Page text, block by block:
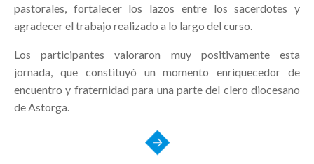
pastorales, fortalecer los lazos entre los sacerdotes y
agradecer el trabajo realizado a lo largo del curso.
Los participantes valoraron muy positivamente esta
jornada, que constituyó un momento enriquecedor de
encuentro y fraternidad para una parte del clero diocesano
de Astorga.